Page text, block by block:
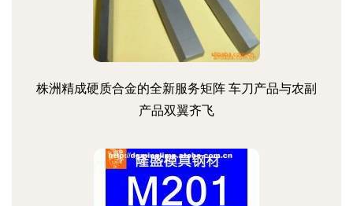
株洲精成硬质合金的全新服务矩阵 车刀产品与农副
产品双翼齐飞